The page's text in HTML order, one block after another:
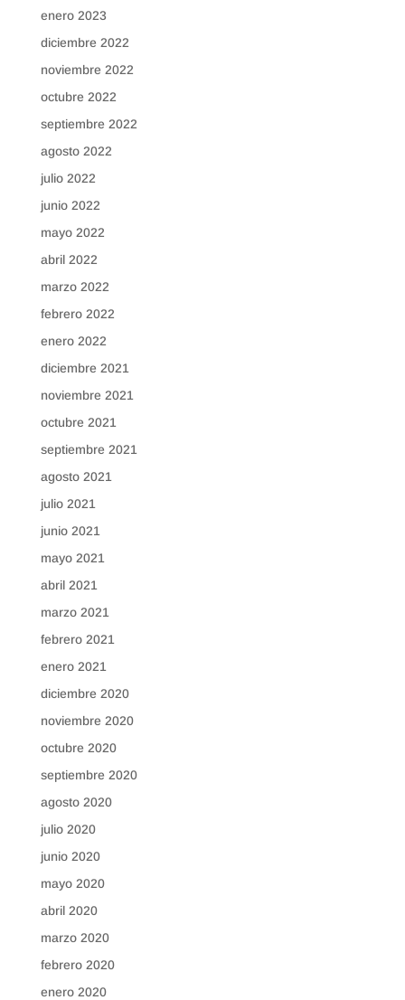
enero 2023
diciembre 2022
noviembre 2022
octubre 2022
septiembre 2022
agosto 2022
julio 2022
junio 2022
mayo 2022
abril 2022
marzo 2022
febrero 2022
enero 2022
diciembre 2021
noviembre 2021
octubre 2021
septiembre 2021
agosto 2021
julio 2021
junio 2021
mayo 2021
abril 2021
marzo 2021
febrero 2021
enero 2021
diciembre 2020
noviembre 2020
octubre 2020
septiembre 2020
agosto 2020
julio 2020
junio 2020
mayo 2020
abril 2020
marzo 2020
febrero 2020
enero 2020